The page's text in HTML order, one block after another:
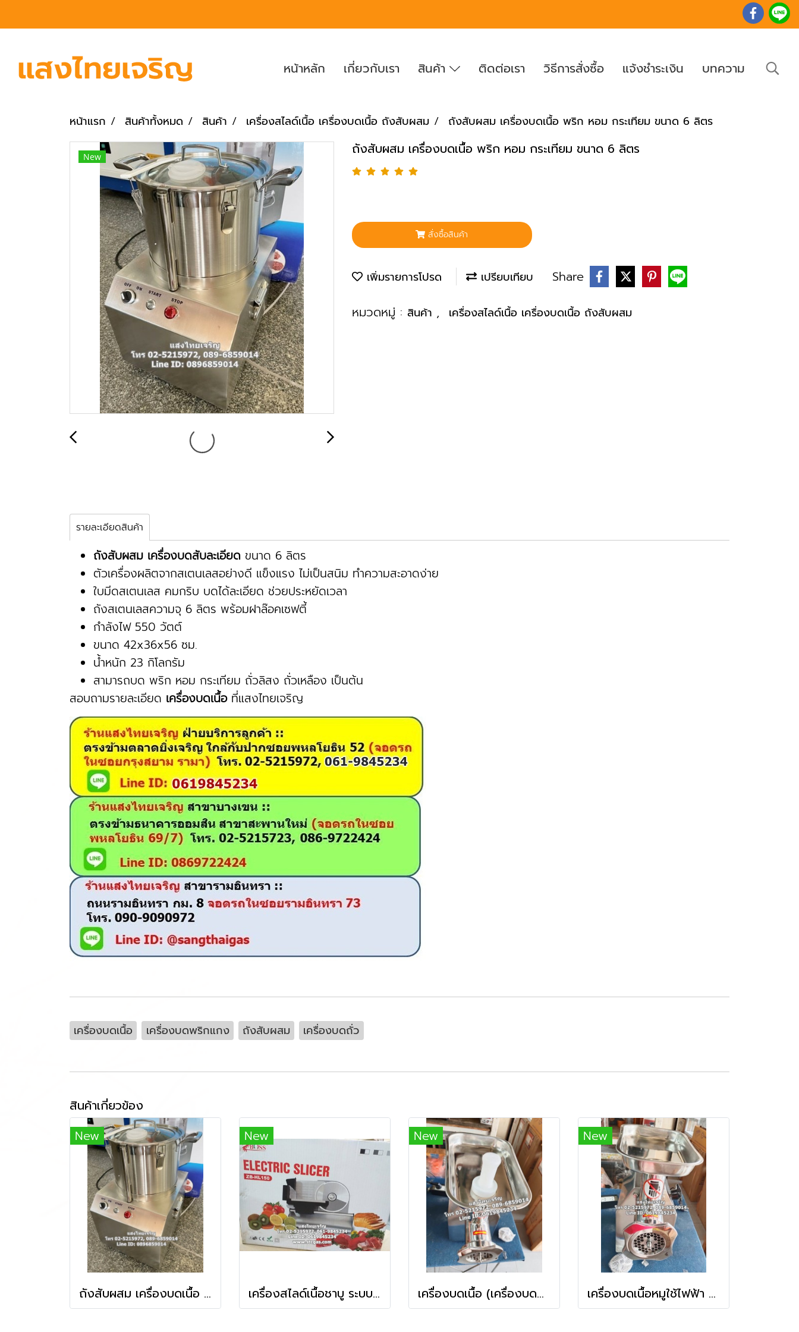
หน้าหลัก เกี่ยวกับเรา สินค้า ติดต่อเรา วิธีการสั่งซื้อ แจ้งชำระเงิน บทความ
หน้าแรก สินค้าทั้งหมด สินค้า เครื่องสไลด์เนื้อ เครื่องบดเนื้อ ถังสับผสม ถังสับผสม เครื่องบดเนื้อ พริก หอม กระเทียม ขนาด 6 ลิตร
New ถังสับผสม เครื่องบดเนื้อ พริก หอม กระเทียม ขนาด 6 ลิตร
สั่งซื้อสินค้า
เพิ่มรายการโปรด เปรียบเทียบ Share
หมวดหมู่ : สินค้า , เครื่องสไลด์เนื้อ เครื่องบดเนื้อ ถังสับผสม
รายละเอียดสินค้า
ถังสับผสม เครื่องบดสับละเอียด ขนาด 6 ลิตร
ตัวเครื่องผลิตจากสเตนเลสอย่างดี แข็งแรง ไม่เป็นสนิม ทำความสะอาดง่าย
ใบมีดสเตนเลส คมกริบ บดได้ละเอียด ช่วยประหยัดเวลา
ถังสเตนเลสความจุ 6 ลิตร พร้อมฝาล๊อคเซฟตี้
กำลังไฟ 550 วัตต์
ขนาด 42x36x56 ซม.
น้ำหนัก 23 กิโลกรัม
สามารถบด พริก หอม กระเทียม ถั่วลิสง ถั่วเหลือง เป็นต้น
สอบถามรายละเอียด เครื่องบดเนื้อที่แสงไทยเจริญ
เครื่องบดเนื้อ เครื่องบดพริกแกง ถังสับผสม เครื่องบดถั่ว
สินค้าเกี่ยวข้อง
New
ถังสับผสม เครื่องบดเนื้อ พริก หอม กระเทียม ขนาด 4 ลิตร
New
เครื่องสไลด์เนื้อชาบู ระบบกึ่งอัตโนมัติ ยี่ห้อ BOSS
New
เครื่องบดเนื้อ (เครื่องบดหมู) ใช้ไฟฟ้า แบบตั้งโต๊ะ รุ่น TC-12
New
เครื่องบดเนื้อหมูใช้ไฟฟ้า แบบตั้งโต๊ะ รุ่น 12A